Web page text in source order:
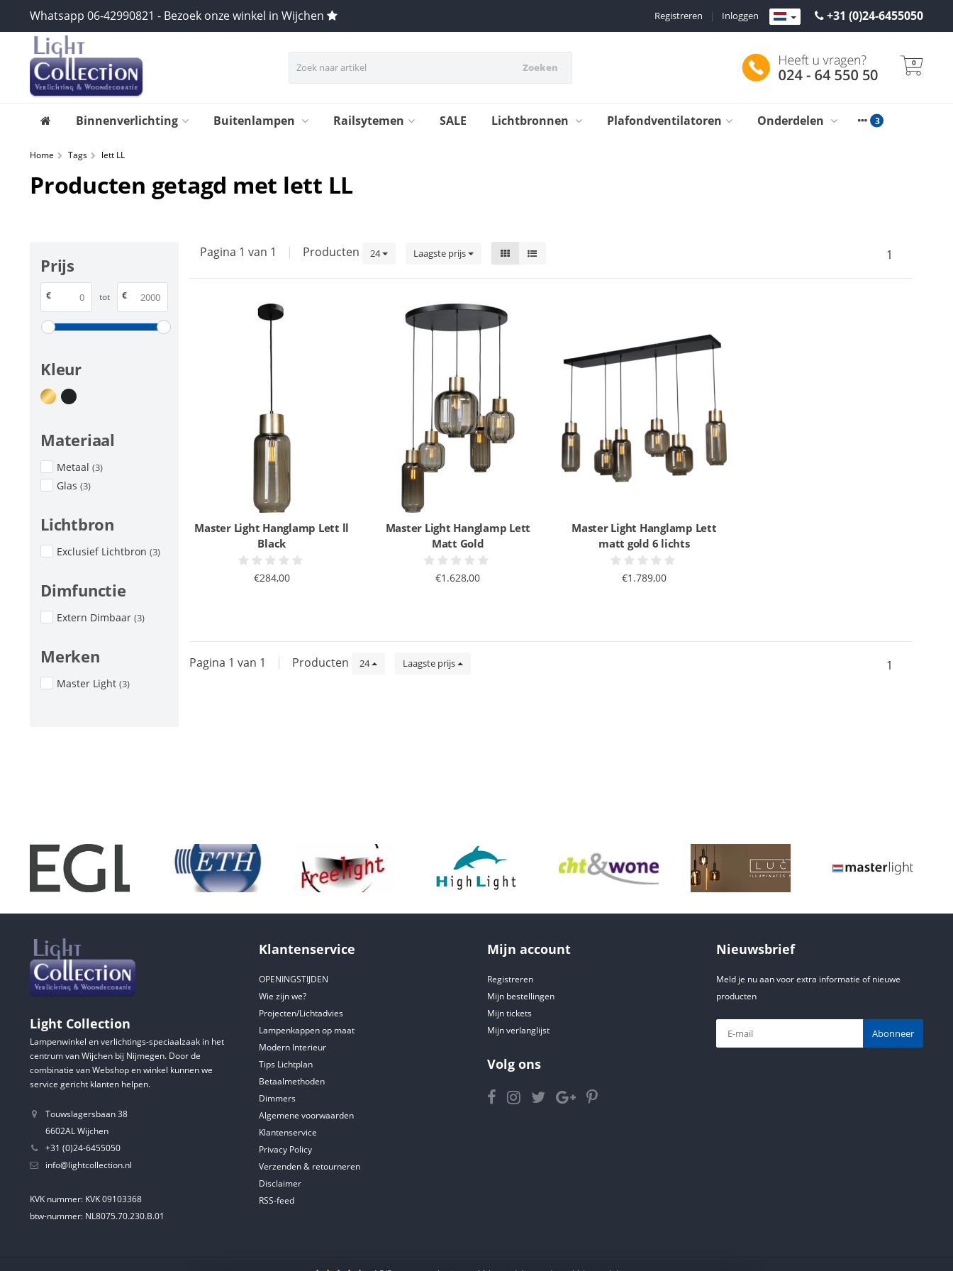
Whatsapp 06-42990821 - Bezoek onze winkel in Wijchen +31 (0)24-6455050
Inloggen
|
Registreren
Zoeken 0
Binnenverlichting Buitenlampen Railsytemen SALE Lichtbronnen Plafondventilatoren Onderdelen
Home Tags lett LL
Producten getagd met lett LL
Prijs
€ tot €
Kleur
Materiaal
Metaal (3)
Glas (3)
Lichtbron
Exclusief Lichtbron (3)
Dimfunctie
Extern Dimbaar (3)
Merken
Master Light (3)
Pagina 1 van 1 | Producten 24 Laagste prijs 1
Master Light Hanglamp Lett ll
Black
€284,00
Master Light Hanglamp Lett
Matt Gold
€1.628,00
Master Light Hanglamp Lett
matt gold 6 lichts
€1.789,00
Pagina 1 van 1 | Producten 24 Laagste prijs 1
Light Collection
Lampenwinkel en verlichtings-speciaalzaak in het
centrum van Wijchen bij Nijmegen. Door de
combinatie van Webshop en winkel kunnen we
service gericht klanten helpen.
Touwslagersbaan 38
6602AL Wijchen
+31 (0)24-6455050
info@lightcollection.nl
KVK nummer: KVK 09103368
btw-nummer: NL8075.70.230.B.01
Klantenservice
OPENINGSTIJDEN
Wie zijn we?
Projecten/Lichtadvies
Lampenkappen op maat
Modern Interieur
Tips Lichtplan
Betaalmethoden
Dimmers
Algemene voorwaarden
Klantenservice
Privacy Policy
Verzenden & retourneren
Disclaimer
RSS-feed
Mijn account
Registreren
Mijn bestellingen
Mijn tickets
Mijn verlanglijst
Volg ons
Nieuwsbrief
Meld je nu aan voor extra informatie of nieuwe
producten
Abonneer